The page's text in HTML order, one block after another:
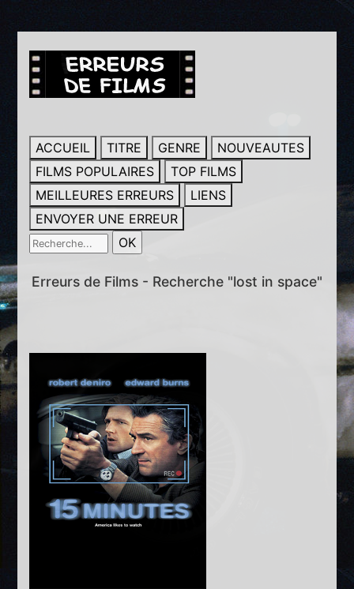
ACCUEIL TITRE GENRE
NOUVEAUTES
FILMS POPULAIRES
TOP FILMS
MEILLEURES ERREURS
LIENS
ENVOYER UNE ERREUR
Erreurs de Films - Recherche "lost in space"